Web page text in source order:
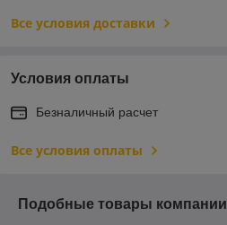
Все условия доставки
Условия оплаты
Безналичный расчет
Все условия оплаты
Подобные товары компании